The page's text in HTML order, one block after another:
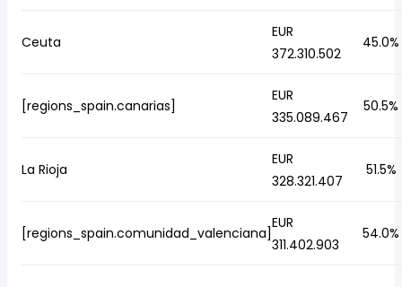
Ceuta
EUR
372.310.502
45.0%
[regions_spain.canarias]
EUR
335.089.467
50.5%
La Rioja
EUR
328.321.407
51.5%
[regions_spain.comunidad_valenciana]
EUR
311.402.903
54.0%